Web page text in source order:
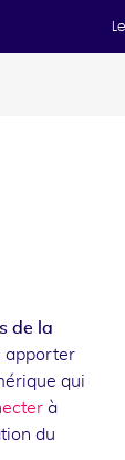
de la
apporter
qui
à
du